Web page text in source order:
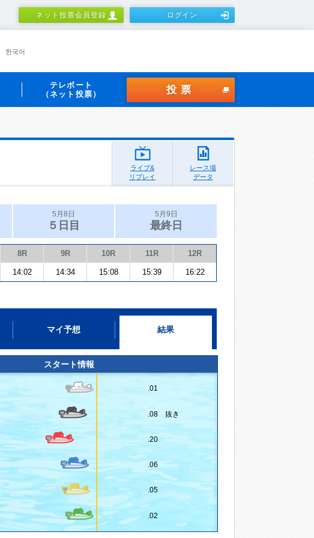
ネット投票会員登録 ログイン
한국어
テレボート
（ネット投票）
投票
ライブ&
リプレイ
レース場
データ
5月8日
５日目
5月9日
最終日
8R 9R 10R 11R 12R
14:02 14:34 15:08 15:39 16:22
マイ予想 結果
スタート情報
.01
.08 抜き
.20
.06
.05
.02